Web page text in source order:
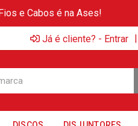
e Cabos é na Ases!
Já é cliente? - Entrar |